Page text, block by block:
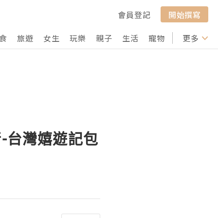
會員登記
開始撰寫
旅遊 女生 玩樂 親子 生活 寵物 行山 打卡
更多
台灣嬉遊記包